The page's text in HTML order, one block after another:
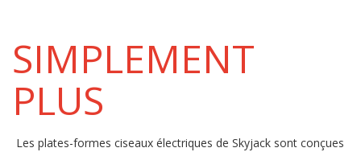
SIMPLEMENT
PLUS
Les plates-formes ciseaux électriques de Skyjack sont conçues